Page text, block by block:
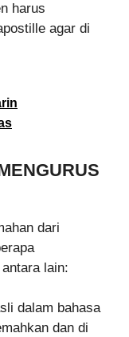
harus
agar di
dari
lain:
dalam bahasa
dan di